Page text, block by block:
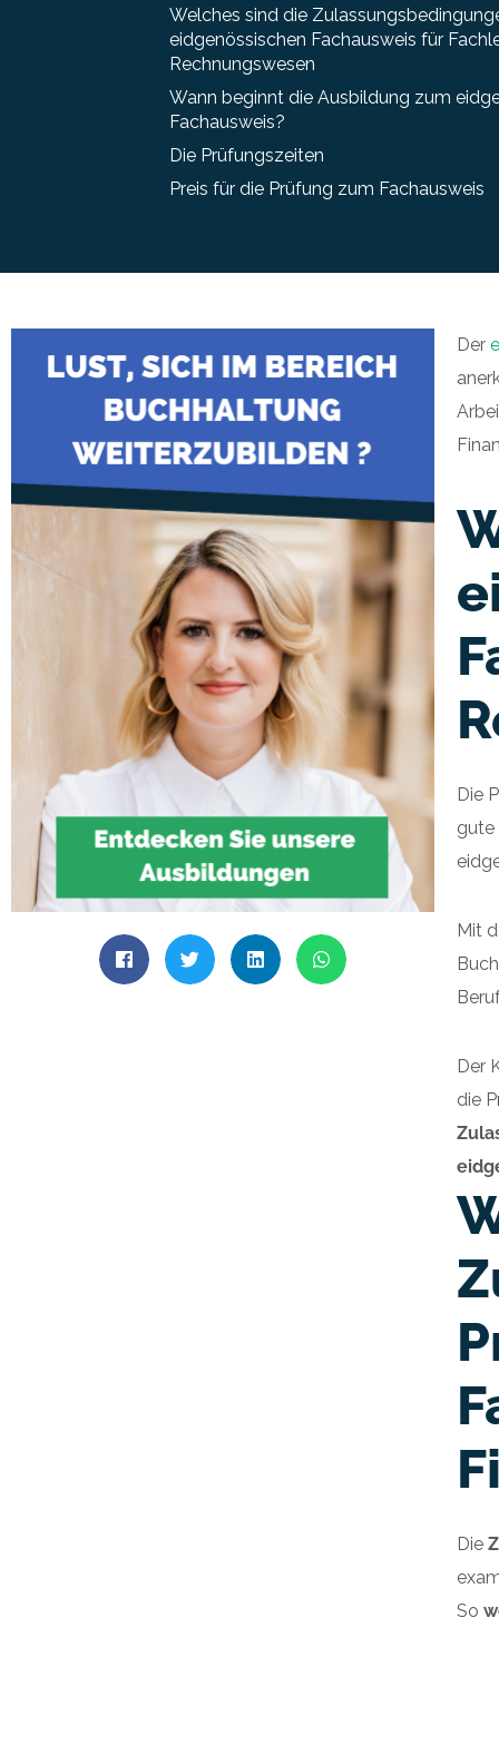
Welches sind die
eidgenössischen Fachausweis für
Rechnungswesen
Wann beginnt die Ausbildung zum
Fachausweis?
Die Prüfungszeiten
Preis für die Prüfung zum Fachausweis
Der
Die
gute
Mit
Der
die
Die
So